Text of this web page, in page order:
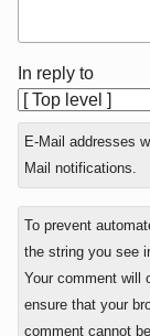
In reply to
E-Mail addresses
Mail notifications.
To prevent
the string you see
Your comment will
ensure that your
comment cannot